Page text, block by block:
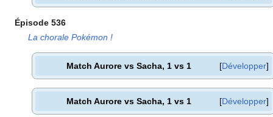
Épisode 536
La chorale Pokémon !
Développer
Match Aurore vs Sacha, 1 vs 1
Développer
Match Aurore vs Sacha, 1 vs 1